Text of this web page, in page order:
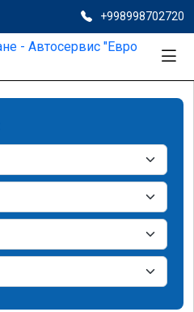
+998998702720